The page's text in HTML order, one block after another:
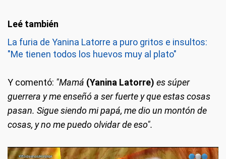
La furia de Yanina Latorre a puro gritos e insultos:
"Me tienen todos los huevos muy al plato"
Y comentó: "Mamá (Yanina Latorre) es súper
guerrera y me enseñó a ser fuerte y que estas cosas
pasan. Sigue siendo mi papá, me dio un montón de
cosas, y no me puedo olvidar de eso".